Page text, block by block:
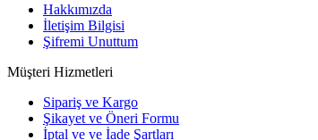
Hakkımızda
İletişim Bilgisi
Şifremi Unuttum
Müşteri Hizmetleri
Sipariş ve Kargo
Şikayet ve Öneri Formu
İptal ve ve İade Şartları